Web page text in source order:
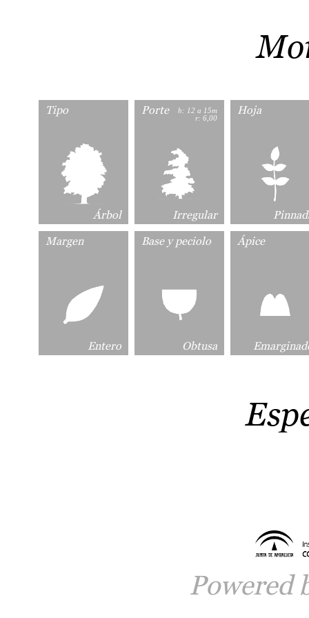
Tipo
Árbol
Porte
h: 12 a 15m
r: 6,00
Irregular
Hoja
Margen
Entero
Base y peciolo
Obtusa
Ápice
Powered